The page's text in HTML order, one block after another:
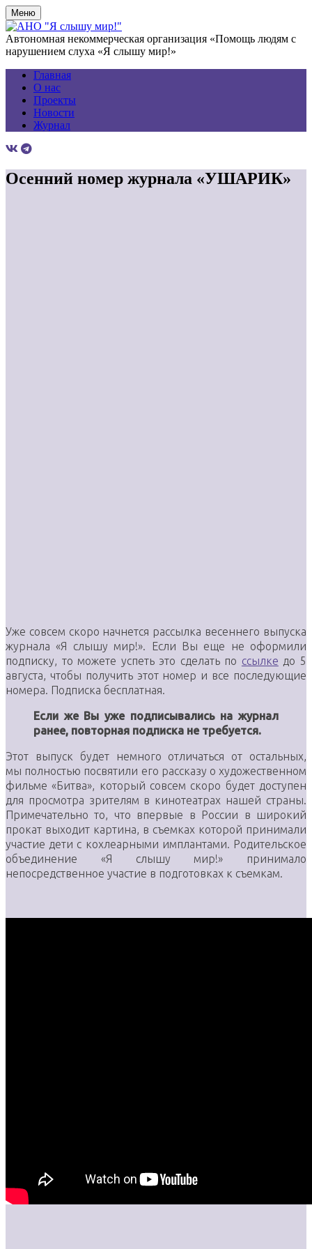
Меню
Автономная некоммерческая организация «Помощь людям с
нарушением слуха «Я слышу мир!»
Главная
О нас
Проекты
Новости
Журнал
Осенний номер журнала «УШАРИК»
Уже совсем скоро начнется рассылка весеннего выпуска
журнала «Я слышу мир!». Если Вы еще не оформили
подписку, то можете успеть это сделать по ссылке до 5
августа, чтобы получить этот номер и все последующие
номера. Подписка бесплатная.
Если же Вы уже подписывались на журнал
ранее, повторная подписка не требуется.
Этот выпуск будет немного отличаться от остальных,
мы полностью посвятили его рассказу о художественном
фильме «Битва», который совсем скоро будет доступен
для просмотра зрителям в кинотеатрах нашей страны.
Примечательно то, что впервые в России в широкий
прокат выходит картина, в съемках которой принимали
участие дети с кохлеарными имплантами. Родительское
объединение «Я слышу мир!» принимало
непосредственное участие в подготовках к съемкам.